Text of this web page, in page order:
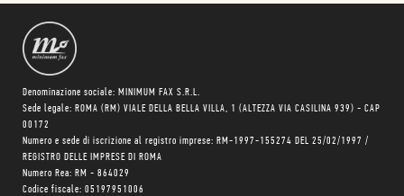
Denominazione sociale: MINIMUM FAX S.R.L.
Sede legale: ROMA (RM) VIALE DELLA BELLA VILLA, 1 (ALTEZZA VIA CASILINA 939) - CAP
00172
Numero e sede di iscrizione al registro imprese: RM-1997-155274 DEL 25/02/1997 /
REGISTRO DELLE IMPRESE DI ROMA
Numero Rea: RM - 864029
Codice fiscale: 05197951006